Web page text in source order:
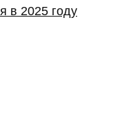
в 2025 году